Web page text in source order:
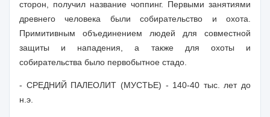
сторон, получил название чоппинг. Первыми занятиями
древнего человека были собирательство и охота.
Примитивным объединением людей для совместной
защиты и нападения, а также для охоты и
собирательства было первобытное стадо.
- СРЕДНИЙ ПАЛЕОЛИТ (МУСТЬЕ) - 140-40 тыс. лет до
н.э.